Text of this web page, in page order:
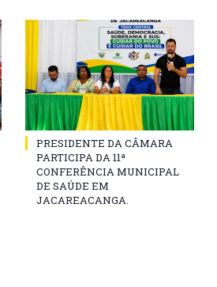
PRESIDENTE DA CÂMARA
PARTICIPA DA 11ª
CONFERÊNCIA MUNICIPAL
DE SAÚDE EM
JACAREACANGA.